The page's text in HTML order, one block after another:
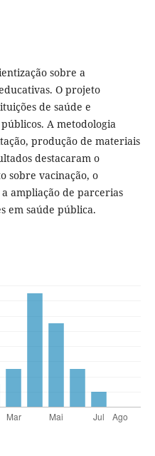
sobre a
O projeto
de saúde e
A metodologia
produção de materiais
destacaram o
sobre vacinação, o
ampliação de parcerias
em saúde pública.